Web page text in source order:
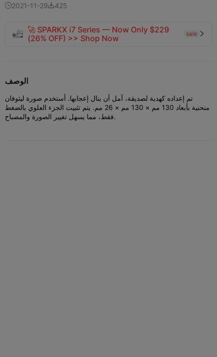
2021-11-29425
🚀 SPARKX i7 Series — Now Only $229
(26% OFF) >> Shop Now
sale 
الوصف
تم إعداده كهدية لصديقة، آمل أن ينال إعجابها. أستخدم صورة ليثوفان
منحنية بأبعاد 130 مم × 130 مم × 26 مم. يتم تثبيت الجزء العلوي بالضغط
فقط، مما يسهل تغيير الصورة والمصباح.